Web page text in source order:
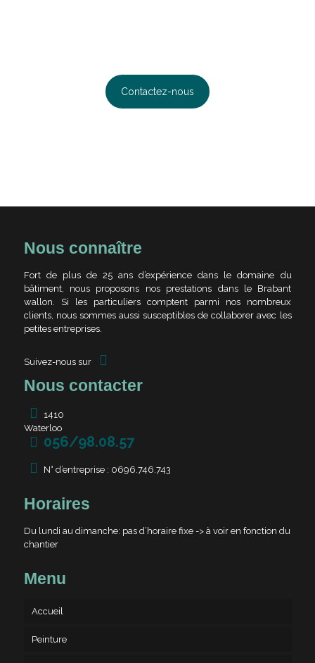
Contactez-nous
Nous connaître
Fort de plus de 25 ans d’expérience dans le domaine du
bâtiment, nous proposons nos prestations dans le Brabant
wallon. Si les particuliers comptent parmi nos nombreux
clients, nous sommes aussi susceptibles de collaborer avec les
petites entreprises.
Suivez-nous sur
Nous contacter
1410
Waterloo
056/98.08.57
N° d’entreprise : 0696.746.743
Horaires
Du lundi au dimanche: pas d’horaire fixe -> à voir en fonction du
chantier
Menu
Accueil
Peinture